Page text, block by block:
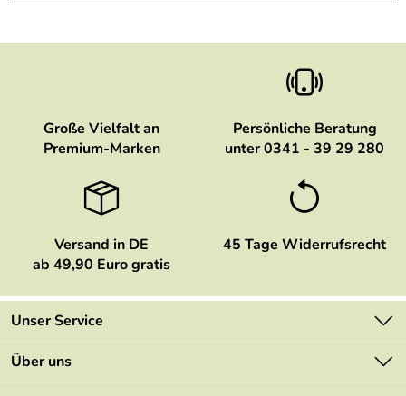
Große Vielfalt an
Premium-Marken
Persönliche Beratung
unter 0341 - 39 29 280
Versand in DE
ab 49,90 Euro gratis
45 Tage Widerrufsrecht
Unser Service
Kontakt
Über uns